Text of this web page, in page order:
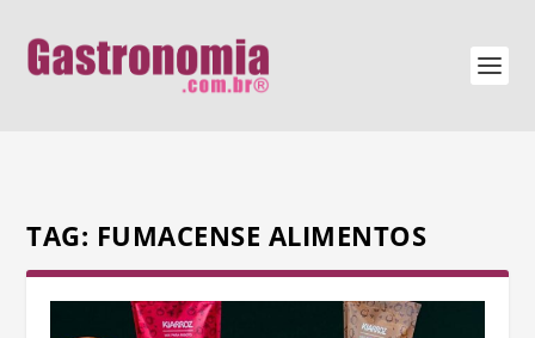
TAG: FUMACENSE ALIMENTOS